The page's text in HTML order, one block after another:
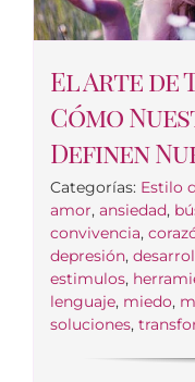
El Arte de
Cómo
Definen
Categorías: Estilo
amor, ansiedad,
convivencia,
depresión,
estimulos,
lenguaje, miedo,
soluciones,